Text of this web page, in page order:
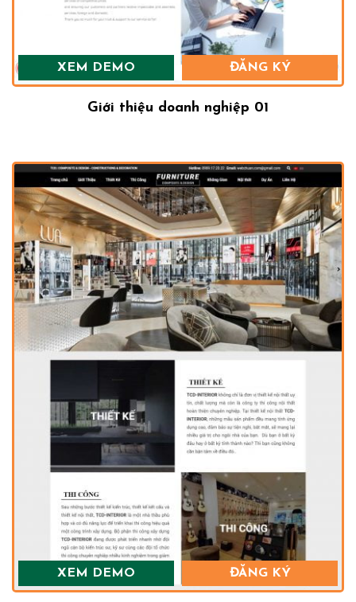
XEM DEMO ĐĂNG KÝ
Giới thiệu doanh nghiệp 01
XEM DEMO ĐĂNG KÝ